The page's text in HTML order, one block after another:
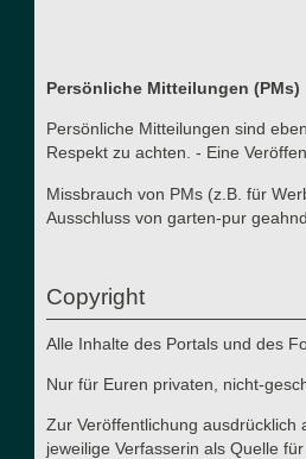
Persönliche Mitteilungen (PMs)
Persönliche Mitteilungen sind
Respekt zu achten. - Eine
Missbrauch von PMs (z.B. für
Ausschluss von garten-pur
Copyright
Alle Inhalte des Portals und des
Nur für Euren privaten, nicht-
Zur Veröffentlichung
jeweilige Verfasserin als Quelle